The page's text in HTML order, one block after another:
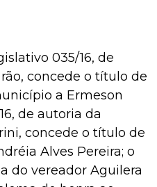
035/16, de
concede o título de
a Ermeson
de autoria da
concede o título de
Alves Pereira; o
do vereador Aguilera